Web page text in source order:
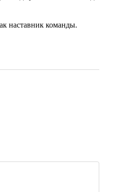
наставник команды.